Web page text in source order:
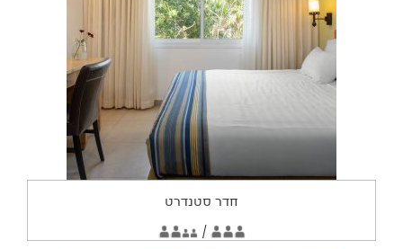
חדר סטנדרט
מתאים
2
/ 3